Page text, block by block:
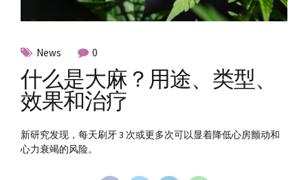
News 0
什么是大麻？用途、类型、
效果和治疗
新研究发现，每天刷牙 3 次或更多次可以显着降低心房颤动和
心力衰竭的风险。